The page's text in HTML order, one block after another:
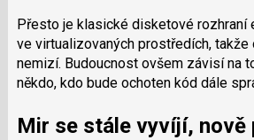
Přesto je klasické disketové rozhraní
ve virtualizovaných prostředích, takže
nemizí. Budoucnost ovšem závisí na
někdo, kdo bude ochoten kód dále
Mir se stále vyvíjí, nově